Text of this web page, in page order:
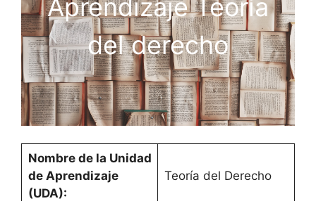
Aprendizaje Teoría
del derecho
Nombre de la Unidad
de Aprendizaje
(UDA):
Teoría del Derecho